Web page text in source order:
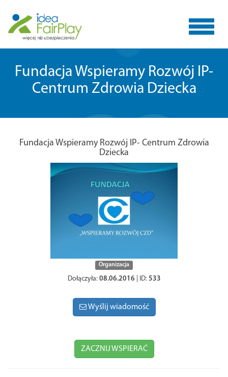
Toggle
Fundacja Wspieramy Rozwój IP-
Centrum Zdrowia Dziecka
Fundacja Wspieramy Rozwój IP- Centrum Zdrowia
Dziecka
Organizacja
Dołączyła: 08.06.2016 | ID: 533
Wyślij wiadomość
ZACZNIJ WSPIERAĆ